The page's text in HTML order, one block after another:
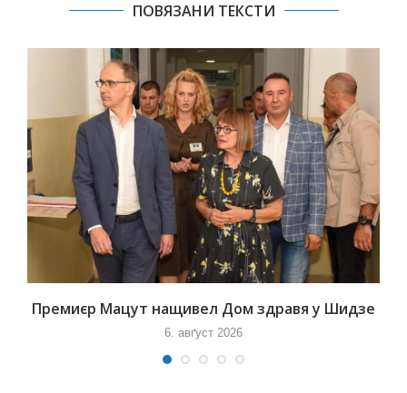
ПОВЯЗАНИ ТЕКСТИ
Премиєр Мацут нащивел Дом здравя у Шидзе
6. авґуст 2026